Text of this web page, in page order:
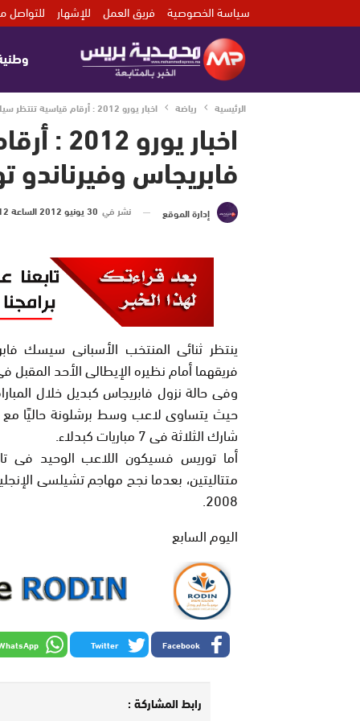
سياسة الخصوصية فريق العمل للإشهار للتواصل
الرئيسية رياضة اخبار يورو 2012 : أرقام قياسية تنتظر سيك فابريجاس وفيرناندو توريس فى النهائى
اخبار
فابريجاس
إدارة الموقع نشر في 30 يونيو 2012 الساعة 12 و 01 دقيقة
ينتظر ثنائى المنتخب الأسبانى سيسك
فريقهما أمام نظيره الإيطالى الأحد المقبل فى نهائى يورو 2012
وفى حالة نزول فابريجاس كبديل خلال
حيث يتساوى لاعب وسط برشلونة حاليًا مع
شارك الثلاثة فى 7 مباريات كبدلاء.
أما توريس فسيكون اللاعب الوحيد فى
متتاليتين، بعدما نجح مهاجم تشيلسى
2008.
اليوم السابع
Facebook
Twitter
رابط المشاركة :